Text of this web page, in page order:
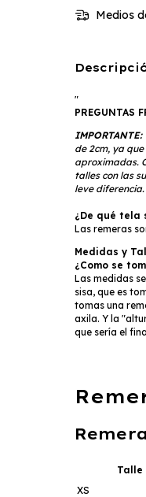
Medios
"
PREGUNTAS
IMPORTANTE:
de 2cm, ya
aproximadas.
talles con las
leve diferencia.
¿De qué tela
Las remeras
Medidas y
¿Como se
Las medidas
sisa, que es
tomas una
axila. Y la
que sería el
Talle
XS